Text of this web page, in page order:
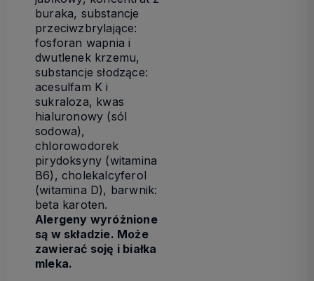
buraka, substancje
przeciwzbrylające:
fosforan wapnia i
dwutlenek krzemu,
substancje słodzące:
acesulfam K i
sukraloza, kwas
hialuronowy (sól
sodowa),
chlorowodorek
pirydoksyny (witamina
B6), cholekalcyferol
(witamina D), barwnik:
beta karoten.
Alergeny wyróżnione
są w składzie. Może
zawierać soję i białka
mleka.